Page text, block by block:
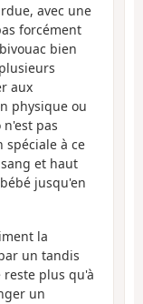
avec une
forcément
bien
aux
physique ou
pas
à ce
et haut
jusqu'en
la
un tandis
plus qu'à
un